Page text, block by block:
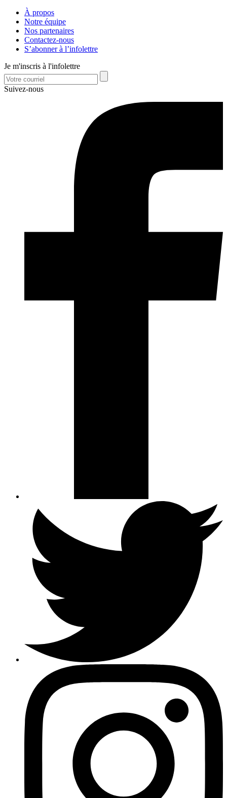
À propos
Notre équipe
Nos partenaires
Contactez-nous
S’abonner à l’infolettre
Je m'inscris à l'infolettre
Suivez-nous